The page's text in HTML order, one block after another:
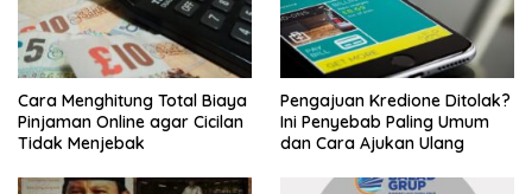
Cara Menghitung Total Biaya
Pinjaman Online agar Cicilan
Tidak Menjebak
Pengajuan Kredione Ditolak?
Ini Penyebab Paling Umum
dan Cara Ajukan Ulang